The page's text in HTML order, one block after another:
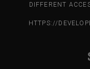
DIFFERENT
HTTPS://